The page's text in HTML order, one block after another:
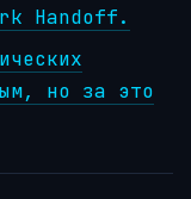
Handoff.
но за это